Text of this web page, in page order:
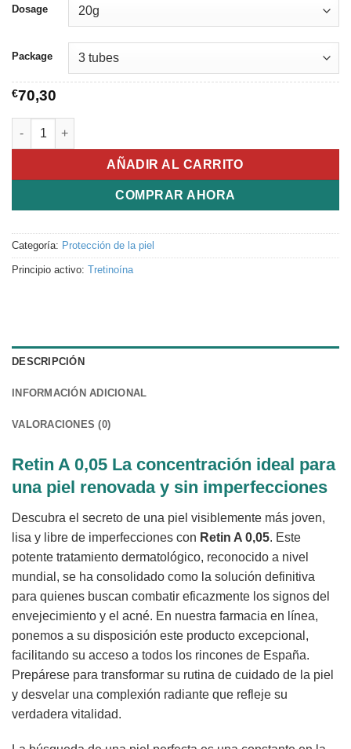
Dosage
Package
€70,30
Retin A 0,05 cantidad
AÑADIR AL CARRITO
COMPRAR AHORA
Categoría: Protección de la piel
Principio activo: Tretinoína
DESCRIPCIÓN
INFORMACIÓN ADICIONAL
VALORACIONES (0)
Retin A 0,05 La concentración ideal para
una piel renovada y sin imperfecciones
Descubra el secreto de una piel visiblemente más joven,
lisa y libre de imperfecciones con Retin A 0,05. Este
potente tratamiento dermatológico, reconocido a nivel
mundial, se ha consolidado como la solución definitiva
para quienes buscan combatir eficazmente los signos del
envejecimiento y el acné. En nuestra farmacia en línea,
ponemos a su disposición este producto excepcional,
facilitando su acceso a todos los rincones de España.
Prepárese para transformar su rutina de cuidado de la piel
y desvelar una complexión radiante que refleje su
verdadera vitalidad.